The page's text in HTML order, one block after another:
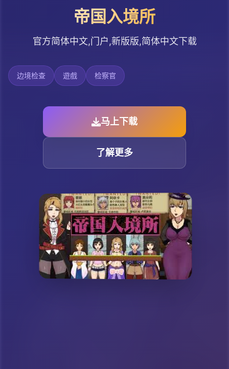
帝国入境所
官方简体中文,门户,新版版,简体中文下载
边境检查 遊戲 检察官
马上下载
了解更多